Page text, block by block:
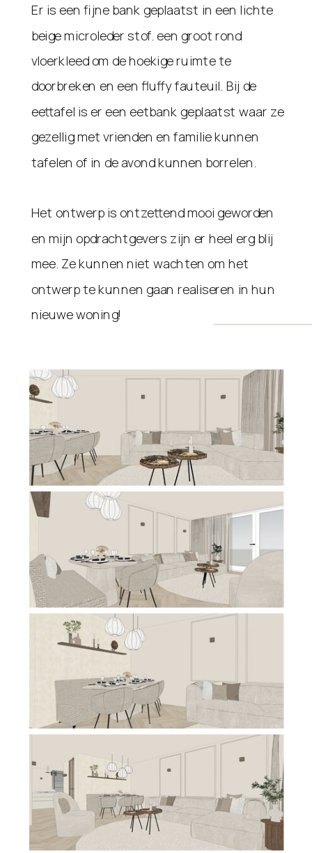
Er is een fijne bank geplaatst in een lichte
beige microleder stof. een groot rond
vloerkleed om de hoekige ruimte te
doorbreken en een fluffy fauteuil. Bij de
eettafel is er een eetbank geplaatst waar ze
gezellig met vrienden en familie kunnen
tafelen of in de avond kunnen borrelen.
Het ontwerp is ontzettend mooi geworden
en mijn opdrachtgevers zijn er heel erg blij
mee. Ze kunnen niet wachten om het
ontwerp te kunnen gaan realiseren in hun
nieuwe woning!